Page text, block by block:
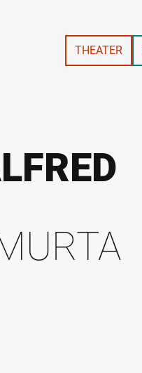
THEATER